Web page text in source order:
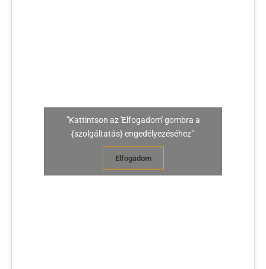
"Kattintson az 'Elfogadom' gombra a
{szolgáltatás} engedélyezéséhez"
Elfogadom